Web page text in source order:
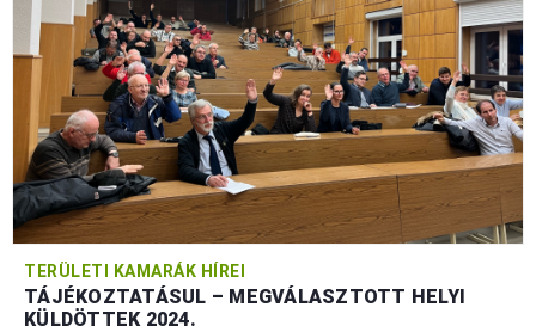
TERÜLETI KAMARÁK HÍREI
TÁJÉKOZTATÁSUL – MEGVÁLASZTOTT HELYI
KÜLDÖTTEK 2024.